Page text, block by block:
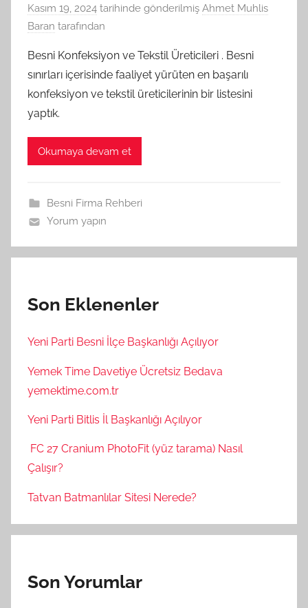
Kasım 19, 2024 tarihinde gönderilmiş Ahmet Muhlis
Baran tarafından
Besni Konfeksiyon ve Tekstil Üreticileri . Besni
sınırları içerisinde faaliyet yürüten en başarılı
konfeksiyon ve tekstil üreticilerinin bir listesini
yaptık.
Okumaya devam et
Besni Firma Rehberi
Yorum yapın
Son Eklenenler
Yeni Parti Besni İlçe Başkanlığı Açılıyor
Yemek Time Davetiye Ücretsiz Bedava
yemektime.com.tr
Yeni Parti Bitlis İl Başkanlığı Açılıyor
FC 27 Cranium PhotoFit (yüz tarama) Nasıl
Çalışır?
Tatvan Batmanlılar Sitesi Nerede?
Son Yorumlar